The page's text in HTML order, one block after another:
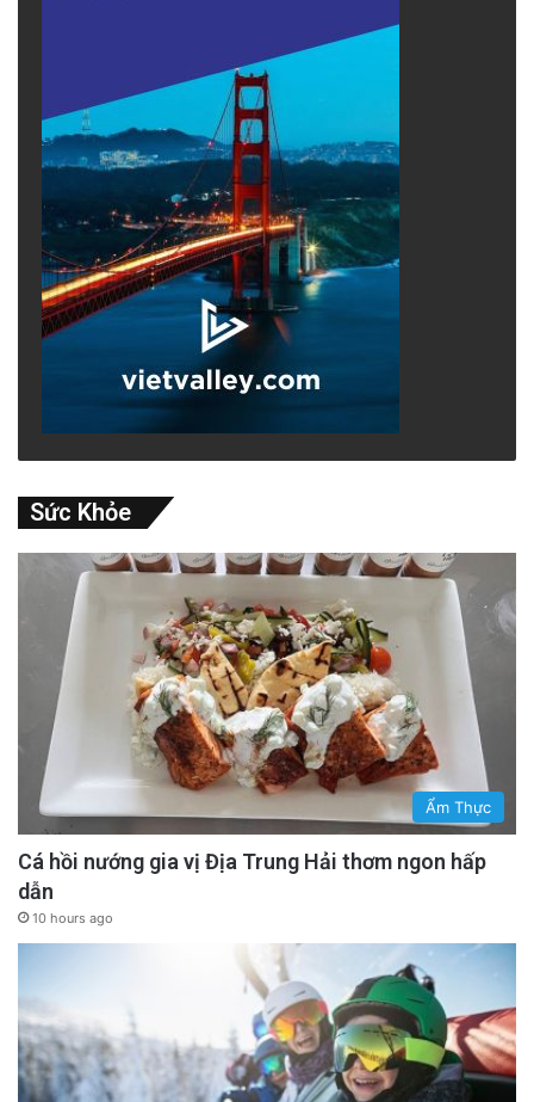
Sức Khỏe
Ẩm Thực
Cá hồi nướng gia vị Địa Trung Hải thơm ngon hấp
dẫn
10 hours ago